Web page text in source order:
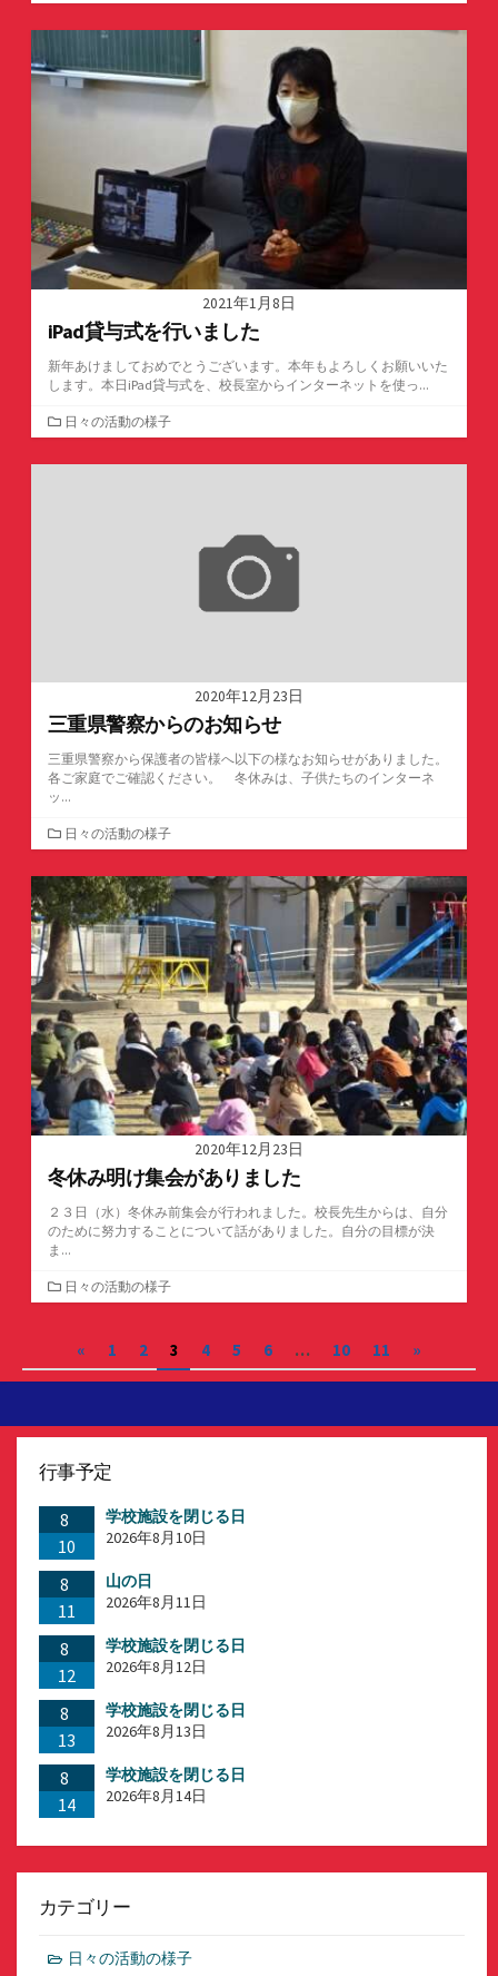
テ
ゴ
ー
2021年1月8日
iPad貸与式を行いました
新年あけましておめでとうございます。本年もよろしくお願いいた
します。本日iPad貸与式を、校長室からインターネットを使っ...
カ
テ
ゴ
日々の活動の様子
2020年12月23日
三重県警察からのお知らせ
三重県警察から保護者の皆様へ以下の様なお知らせがありました。
各ご家庭でご確認ください。 冬休みは、子供たちのインターネ
ッ...
カ
テ
ゴ
リ
ー
日々の活動の様子
2020年12月23日
冬休み明け集会がありました
２３日（水）冬休み前集会が行われました。校長先生からは、自分
のために努力することについて話がありました。自分の目標が決
ま...
カ
テ
ー
日々の活動の様子
稿
ー
送
り
« 1 2 3 4 5 6 … 10 11 »
行事予定
8
10
学校施設を閉じる日
2026年8月10日
8
11
山の日
2026年8月11日
8
12
学校施設を閉じる日
2026年8月12日
8
13
学校施設を閉じる日
2026年8月13日
8
14
学校施設を閉じる日
2026年8月14日
カテゴリー
日々の活動の様子